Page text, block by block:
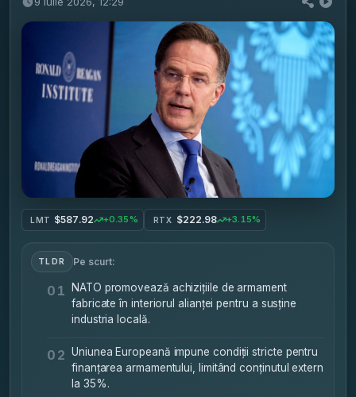
LMT $587.92 +0.35% RTX $222.98 +3.15%
TLDR Pe scurt:
01
NATO promovează achizițiile de armament
fabricate în interiorul alianței pentru a susține
industria locală.
02 Uniunea Europeană impune condiții stricte pentru
finanțarea armamentului, limitând conținutul extern
la 35%.